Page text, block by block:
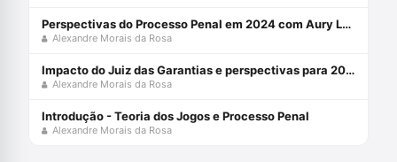
Perspectivas do Processo Penal em 2024 com Aury Lopes Jr e Alexandre Morais da Rosa
Alexandre Morais da Rosa
Impacto do Juiz das Garantias e perspectivas para 2024 com Alexandre Morais da Rosa e Aury Lopes Jr
Alexandre Morais da Rosa
Introdução - Teoria dos Jogos e Processo Penal
Alexandre Morais da Rosa